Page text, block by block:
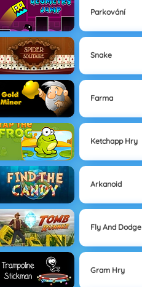
Parkování
Snake
Farma
Ketchapp Hry
Arkanoid
Fly And Dodge
Gram Hry